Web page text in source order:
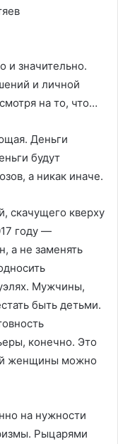
и значительно.
и личной
на то, что…
Деньги
будут
а никак иначе.
скачущего кверху
году —
а не заменять
Мужчины,
быть детьми.
конечно. Это
женщины можно
на нужности
Рыцарями